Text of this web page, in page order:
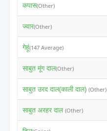
कपास(Other)
ज्वार(Other)
गेहूं(147 Average)
साबुत मूंग दाल(Other)
साबुत उरद दाल(काली दाल) (Other)
साबुत अरहर दाल (Other)